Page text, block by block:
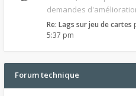
demandes
Re: Lags sur jeu de cartes
5:37 pm
Forum technique